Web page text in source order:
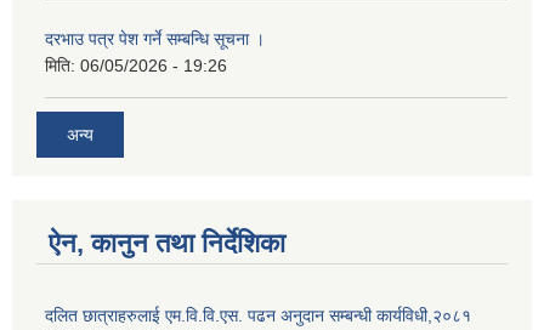
दरभाउ पत्र पेश गर्ने सम्बन्धि सूचना ।
मिति: 06/05/2026 - 19:26
अन्य
ऐन, कानुन तथा निर्देशिका
दलित छात्राहरुलाई एम.वि.वि.एस. पढन अनुदान सम्बन्धी कार्यविधी,२०८१